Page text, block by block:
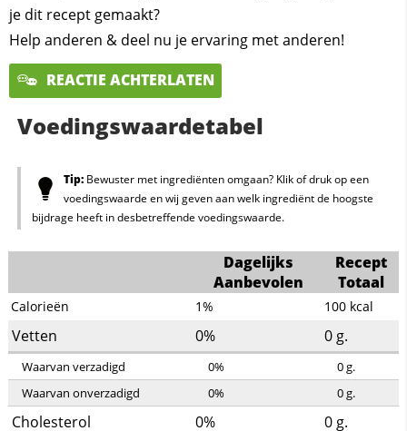
je dit recept gemaakt?
Help anderen & deel nu je ervaring met anderen!
REACTIE ACHTERLATEN
Voedingswaardetabel
Tip:Bewuster met ingrediënten omgaan? Klik of druk op een
voedingswaarde en wij geven aan welk ingrediënt de hoogste
bijdrage heeft in desbetreffende voedingswaarde.
Dagelijks
Aanbevolen
Recept
Totaal
Calorieën 1% 100 kcal
Vetten 0% 0 g.
Waarvan verzadigd 0% 0g.
Waarvan onverzadigd
0% 0g.
Cholesterol 0% 0 g.